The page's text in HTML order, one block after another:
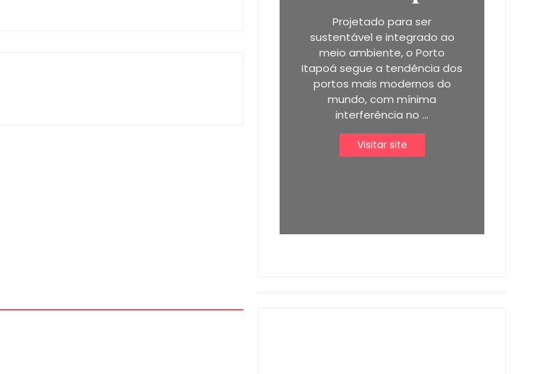
Projetado para ser
sustentável e integrado ao
meio ambiente, o Porto
Itapoá segue a tendência dos
portos mais modernos do
mundo, com mínima
interferência no ...
Visitar site